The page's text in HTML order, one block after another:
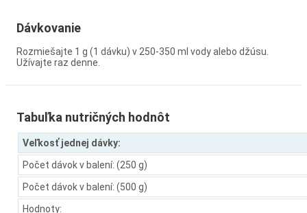
Dávkovanie
Rozmiešajte 1 g (1 dávku) v 250-350 ml vody alebo džúsu.
Užívajte raz denne.
Tabuľka nutričných hodnôt
Veľkosť jednej dávky:
Počet dávok v balení: (250 g)
Počet dávok v balení: (500 g)
Hodnoty: